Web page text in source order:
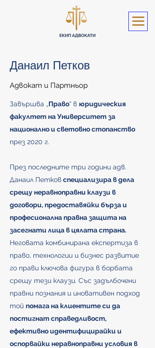
Данаил Петков
Адвокат и Партньор
Завършва „Право“ в юридическия
факултет на Университет за
национално и световно стопанство
през 2020 г.
През последните три години адв.
Данаил Петковспециализира в дела
срещу неравноправни клаузи в
договори, предоставяйки бърза и
професионална правна защита на
засегнати лица в цялата страна.
Неговата комбинирана експертиза в
право, технологии и бизнес развитие
го прави ключова фигура в борбата
срещу тези клаузи. Със задълбочени
правни познания и иновативен подход
той помага на клиентите си да
постигнат справедливост,
ефективно идентифицирайки и
оспорвайки неравноправни условия в